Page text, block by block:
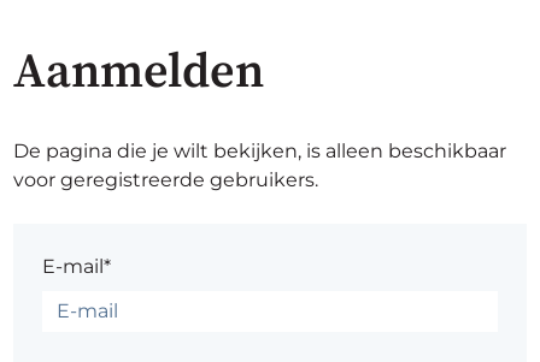
Aanmelden
De pagina die je wilt bekijken, is alleen beschikbaar
voor geregistreerde gebruikers.
E-mail*